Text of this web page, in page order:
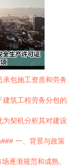
包施工资质和劳务
筑工程劳务分包的
为契机分析其对建设
一、背景与政策
逐渐规范和成熟。